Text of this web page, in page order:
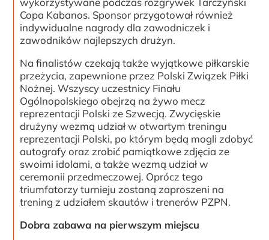
Copa Kabanos. Sponsor przygotował również
indywidualne nagrody dla zawodniczek i
zawodników najlepszych drużyn.
Na finalistów czekają także wyjątkowe piłkarskie
przeżycia, zapewnione przez Polski Związek Piłki
Nożnej. Wszyscy uczestnicy Finału
Ogólnopolskiego obejrzą na żywo mecz
reprezentacji Polski ze Szwecją. Zwycięskie
drużyny wezmą udział w otwartym treningu
reprezentacji Polski, po którym będą mogli zdobyć
autografy oraz zrobić pamiątkowe zdjęcia ze
swoimi idolami, a także wezmą udział w
ceremonii przedmeczowej. Oprócz tego
triumfatorzy turnieju zostaną zaproszeni na
trening z udziałem skautów i trenerów PZPN.
Dobra zabawa na pierwszym miejscu